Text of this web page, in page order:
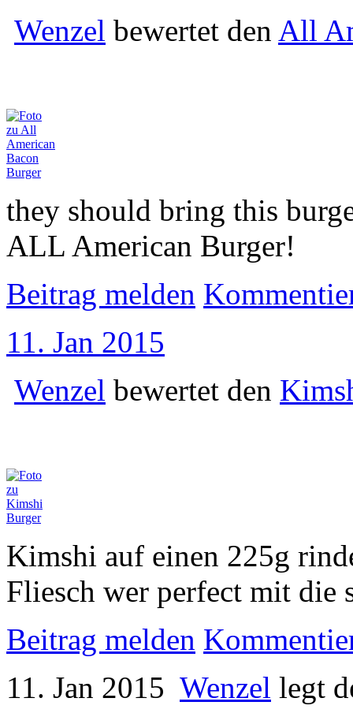
Wenzel bewertet den All
they should bring this
ALL American Burger!
Beitrag melden
11. Jan 2015
Wenzel bewertet den
Kimshi auf einen 225g
Fliesch wer perfect mit
Beitrag melden
11. Jan 2015 Wenzel legt